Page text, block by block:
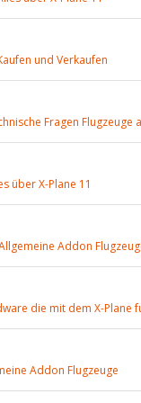
und Verkaufen
Fragen Flugzeuge
über X-Plane 11
Addon
die mit dem X-Plane
Addon Flugzeuge